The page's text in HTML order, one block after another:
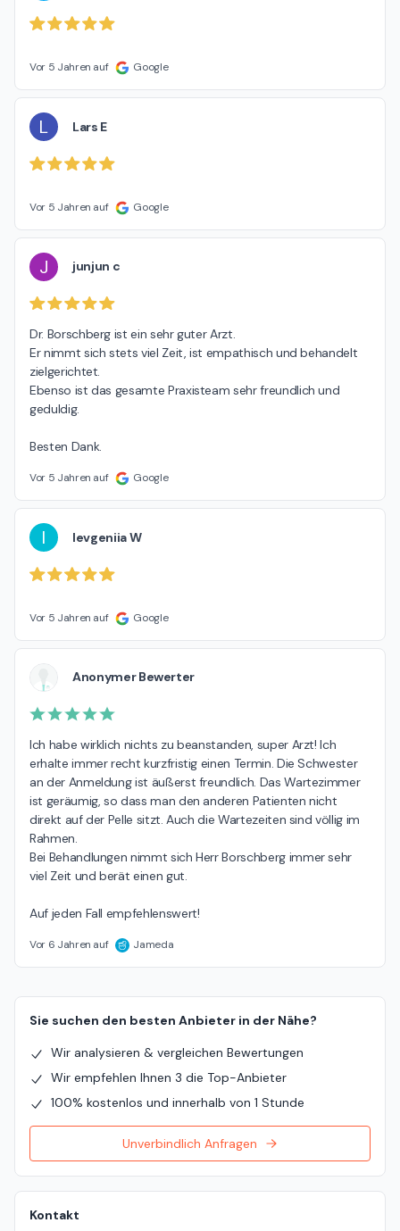
Vor 5 Jahren auf Google
L Lars E
Vor 5 Jahren auf Google
J junjun c
Dr. Borschberg ist ein sehr guter Arzt.
Er nimmt sich stets viel Zeit, ist empathisch und behandelt
zielgerichtet.
Ebenso ist das gesamte Praxisteam sehr freundlich und
geduldig.
Besten Dank.
Vor 5 Jahren auf Google
I Ievgeniia W
Vor 5 Jahren auf Google
Anonymer Bewerter
Ich habe wirklich nichts zu beanstanden, super Arzt! Ich
erhalte immer recht kurzfristig einen Termin. Die Schwester
an der Anmeldung ist äußerst freundlich. Das Wartezimmer
ist geräumig, so dass man den anderen Patienten nicht
direkt auf der Pelle sitzt. Auch die Wartezeiten sind völlig im
Rahmen.
Bei Behandlungen nimmt sich Herr Borschberg immer sehr
viel Zeit und berät einen gut.
Auf jeden Fall empfehlenswert!
Vor 6 Jahren auf Jameda
Sie suchen den besten Anbieter in der Nähe?
Wir analysieren & vergleichen Bewertungen
Wir empfehlen Ihnen 3 die Top-Anbieter
100% kostenlos und innerhalb von 1 Stunde
Unverbindlich Anfragen
Kontakt